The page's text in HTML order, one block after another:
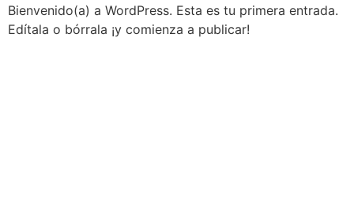
Bienvenido(a) a WordPress. Esta es tu primera entrada.
Edítala o bórrala ¡y comienza a publicar!